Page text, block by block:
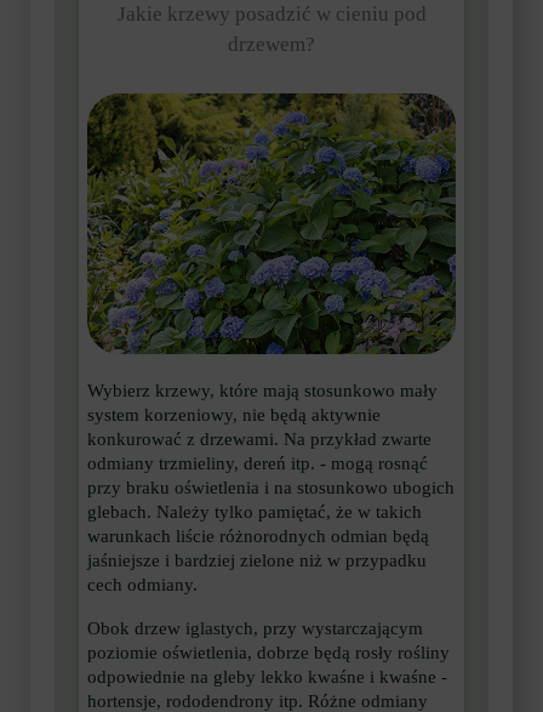
Jakie krzewy posadzić w cieniu pod
drzewem?
Wybierz krzewy, które mają stosunkowo mały
system korzeniowy, nie będą aktywnie
konkurować z drzewami. Na przykład zwarte
odmiany trzmieliny, dereń itp. - mogą rosnąć
przy braku oświetlenia i na stosunkowo ubogich
glebach. Należy tylko pamiętać, że w takich
warunkach liście różnorodnych odmian będą
jaśniejsze i bardziej zielone niż w przypadku
cech odmiany.
Obok drzew iglastych, przy wystarczającym
poziomie oświetlenia, dobrze będą rosły rośliny
odpowiednie na gleby lekko kwaśne i kwaśne -
hortensje, rododendrony itp. Różne odmiany